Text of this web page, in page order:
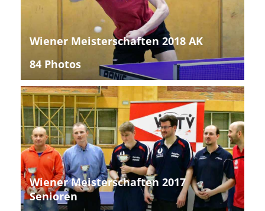
Wiener Meisterschaften 2018 AK
84 Photos
Wiener Meisterschaften 2017
Senioren